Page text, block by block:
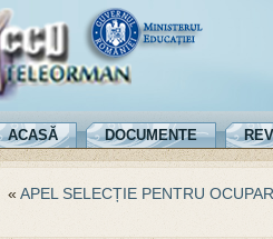
ACASĂ DOCUMENTE
« APEL SELECȚIE PENTRU